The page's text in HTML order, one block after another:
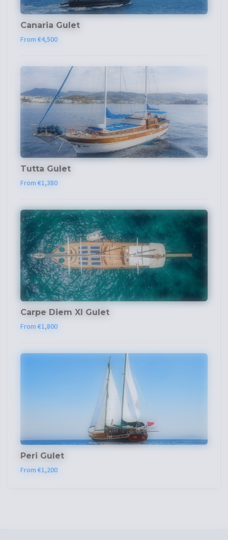
Canaria Gulet
From €4,500
Tutta Gulet
From €1,380
Carpe Diem XI Gulet
From €1,800
Peri Gulet
From €1,200